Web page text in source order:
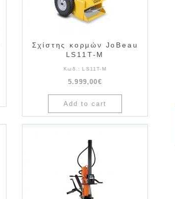
Σχίστης κορμών JoBeau
LS11T-M
Κωδ.: LS11T-M
5.999,00€